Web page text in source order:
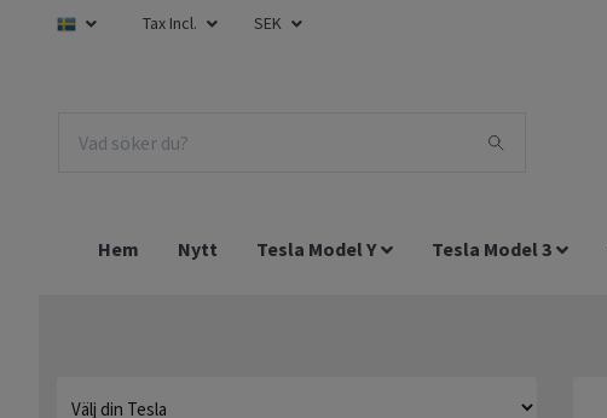
Tax Incl. SEK
Hem Nytt Tesla Model Y Tesla Model 3